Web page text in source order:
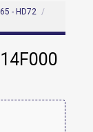
- HD72 /